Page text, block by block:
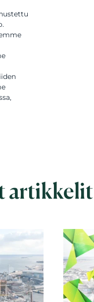
artikkelit